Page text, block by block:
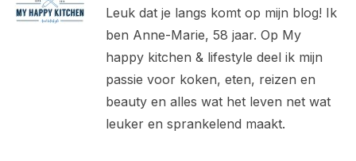
Leuk dat je langs komt op mijn blog! Ik
ben Anne-Marie, 58 jaar. Op My
happy kitchen & lifestyle deel ik mijn
passie voor koken, eten, reizen en
beauty en alles wat het leven net wat
leuker en sprankelend maakt.